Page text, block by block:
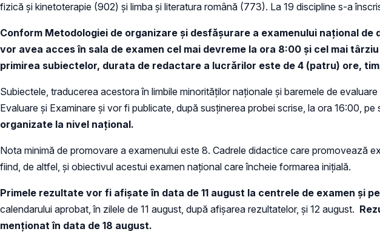
fizică şi kinetoterapie (902) şi limba şi literatura română (773). La 19 discipline s-a
Conform Metodologiei de organizare şi desfăşurare a examenului naţional
vor avea acces în sala de examen cel mai devreme la ora 8:00 şi cel mai
primirea subiectelor, durata de redactare a lucrărilor este de 4 (patru) ore,
Subiectele, traducerea acestora în limbile minorităţilor naţionale şi baremele de
Evaluare şi Examinare şi vor fi publicate, după susţinerea probei scrise, la ora 16:00, pe
organizate la nivel naţional.
Nota minimă de promovare a examenului este 8. Cadrele didactice care promovează
fiind, de altfel, şi obiectivul acestui examen naţional care încheie formarea iniţială.
Primele rezultate vor fi afişate în data de 11 august la centrele de examen şi pe
calendarului aprobat, în zilele de 11 august, după afişarea rezultatelor, şi 12 august.
menţionat în data de 18 august.